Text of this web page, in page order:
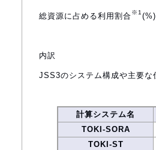
総資源に占める利用割合※1
内訳
JSS3のシステム構成や主要な
計算システム名
TOKI-SORA
TOKI-ST